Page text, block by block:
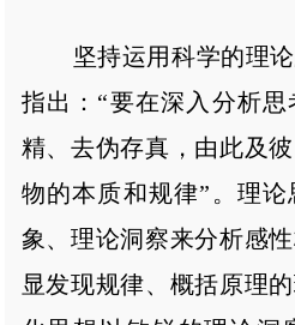
坚持运用科学的理论
指出：“要在深入分析
精、去伪存真，由此及
物的本质和规律”。理
象、理论洞察来分析感
显发现规律、概括原理